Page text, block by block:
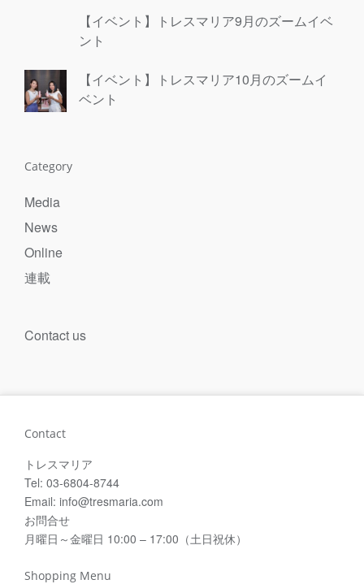
【イベント】トレスマリア9月のズームイベ
ント
【イベント】トレスマリア10月のズームイ
ベント
Category
Media
News
Online
連載
Contact us
Contact
トレスマリア
Tel: 03-6804-8744
Email: info@tresmaria.com
お問合せ
月曜日～金曜日 10:00 – 17:00（土日祝休）
Shopping Menu